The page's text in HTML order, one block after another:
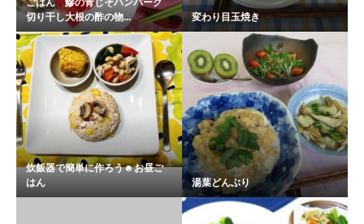
切り干し大根の酢の物...
変わり目玉焼き
炊飯器で簡単に作ろう☻お昼ご
はん
湯葉どんぶり